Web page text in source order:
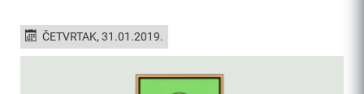
ČETVRTAK, 31.01.2019.